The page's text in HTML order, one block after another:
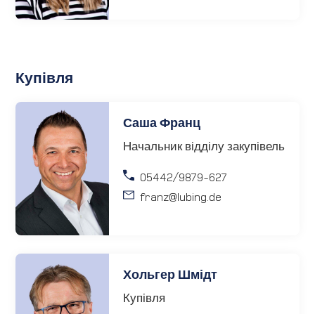
Купівля
Саша Франц
Начальник відділу закупівель
05442/9879-627
franz@lubing.de
Хольгер Шмідт
Купівля